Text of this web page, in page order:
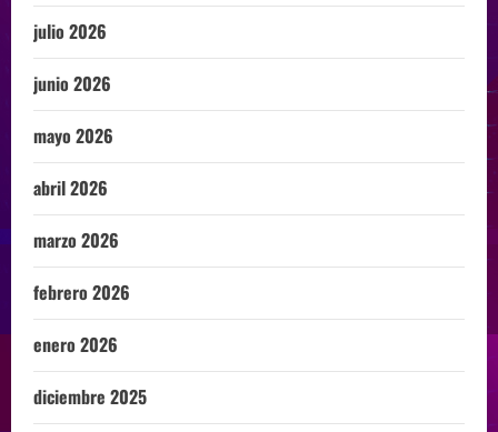
julio 2026
junio 2026
mayo 2026
abril 2026
marzo 2026
febrero 2026
enero 2026
diciembre 2025